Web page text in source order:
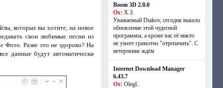
которые вы хотите, на новое
свои любимые песни из
Фото. Разве это не здорово? На
данные будут автоматически
Boom 3D 2.0.0
От: Х.З.
Уважаемый Diakov, сегодня вышло
обновление этой чудесной
программы, а кроме вас её никто
не умеет грамотно "отрепачить". С
нетерпение ждём
Internet Download Manager
6.43.7
От: OlegL